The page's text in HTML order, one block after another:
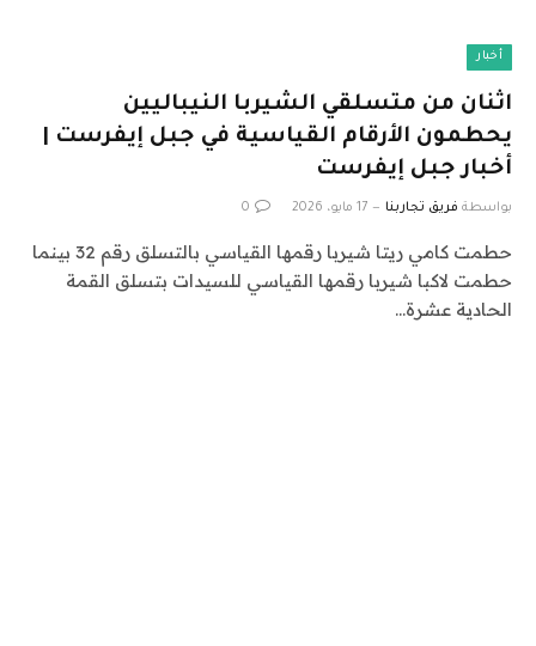
أخبار
اثنان من متسلقي الشيربا النيباليين
يحطمون الأرقام القياسية في جبل إيفرست |
أخبار جبل إيفرست
بواسطة فريق تجاربنا 17 مايو، 2026 0
حطمت كامي ريتا شيربا رقمها القياسي بالتسلق رقم 32 بينما
حطمت لاكبا شيربا رقمها القياسي للسيدات بتسلق القمة
الحادية عشرة…